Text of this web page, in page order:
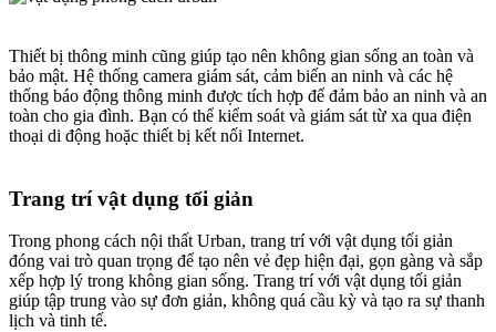
Thiết bị thông minh cũng giúp tạo nên không gian sống an toàn và
bảo mật. Hệ thống camera giám sát, cảm biến an ninh và các hệ
thống báo động thông minh được tích hợp để đảm bảo an ninh và an
toàn cho gia đình. Bạn có thể kiểm soát và giám sát từ xa qua điện
thoại di động hoặc thiết bị kết nối Internet.
Trang trí vật dụng tối giản​
Trong phong cách nội thất Urban, trang trí với vật dụng tối giản
đóng vai trò quan trọng để tạo nên vẻ đẹp hiện đại, gọn gàng và sắp
xếp hợp lý trong không gian sống. Trang trí với vật dụng tối giản
giúp tập trung vào sự đơn giản, không quá cầu kỳ và tạo ra sự thanh
lịch và tinh tế.